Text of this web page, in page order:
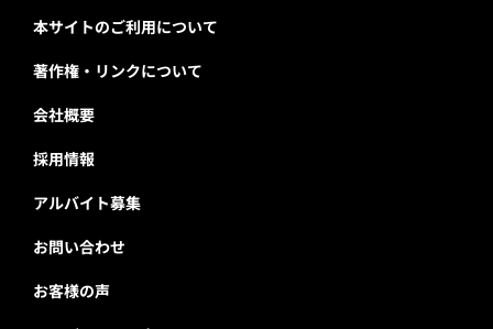
本サイトのご利用について
著作権・リンクについて
会社概要
採用情報
アルバイト募集
お問い合わせ
お客様の声